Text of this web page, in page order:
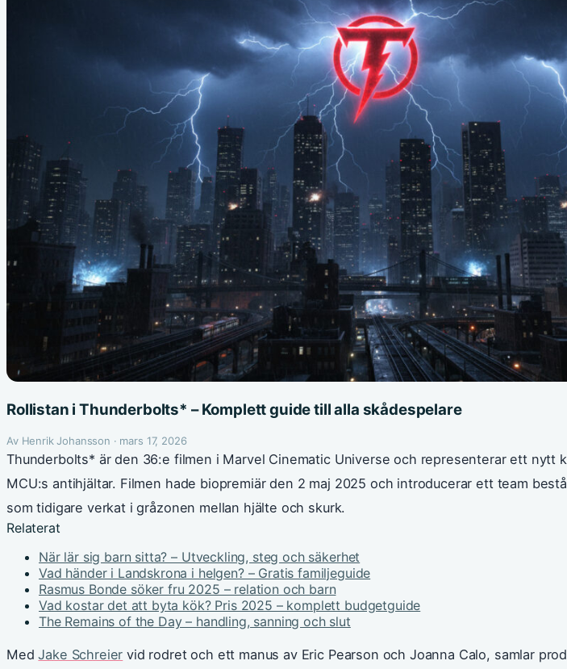
Rollistan i Thunderbolts* – Komplett guide till alla skådespelare
Av Henrik Johansson · mars 17, 2026
Thunderbolts* är den 36:e filmen i Marvel Cinematic Universe och representerar ett nytt
MCU:s antihjältar. Filmen hade biopremiär den 2 maj 2025 och introducerar ett team
som tidigare verkat i gråzonen mellan hjälte och skurk.
Relaterat
När lär sig barn sitta? – Utveckling, steg och säkerhet
Vad händer i Landskrona i helgen? – Gratis familjeguide
Rasmus Bonde söker fru 2025 – relation och barn
Vad kostar det att byta kök? Pris 2025 – komplett budgetguide
The Remains of the Day – handling, sanning och slut
MedJake Schreier vid rodret och ett manus av Eric Pearson och Joanna Calo, samlar